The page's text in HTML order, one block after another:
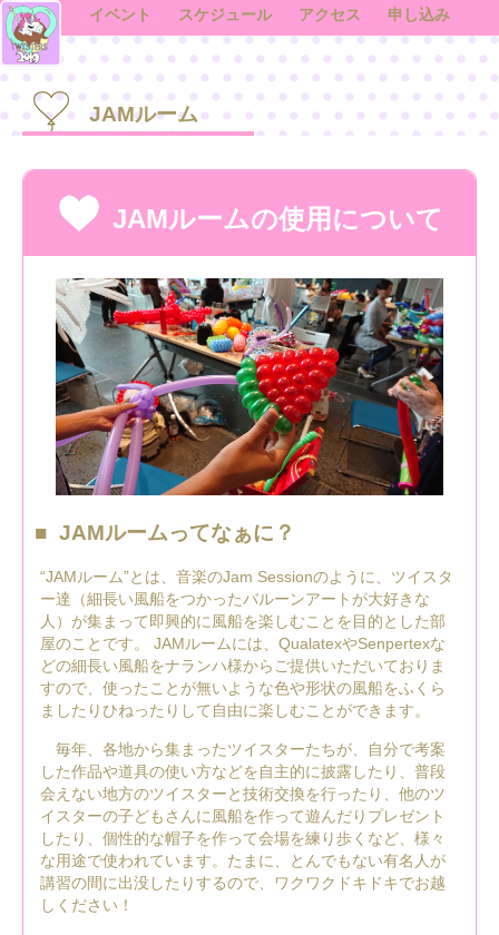
イベント スケジュール アクセス 申し込み
JAMルーム
JAMルームの使用について
JAMルームってなぁに？
“JAMルーム”とは、音楽のJam Sessionのように、ツイスタ
ー達（細長い風船をつかったバルーンアートが大好きな
人）が集まって即興的に風船を楽しむことを目的とした部
屋のことです。 JAMルームには、QualatexやSenpertexな
どの細長い風船をナランハ様からご提供いただいておりま
すので、使ったことが無いような色や形状の風船をふくら
ましたりひねったりして自由に楽しむことができます。
毎年、各地から集まったツイスターたちが、自分で考案
した作品や道具の使い方などを自主的に披露したり、普段
会えない地方のツイスターと技術交換を行ったり、他のツ
イスターの子どもさんに風船を作って遊んだりプレゼント
したり、個性的な帽子を作って会場を練り歩くなど、様々
な用途で使われています。たまに、とんでもない有名人が
講習の間に出没したりするので、ワクワクドキドキでお越
しください！